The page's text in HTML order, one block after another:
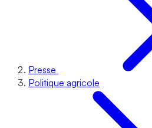
Presse
Politique agricole